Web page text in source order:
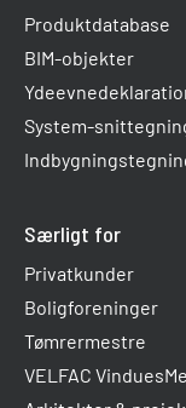
Produktdatabase
BIM-objekter
System-
Særligt for
Privatkunder
Boligforeninger
Tømrermestre
VELFAC